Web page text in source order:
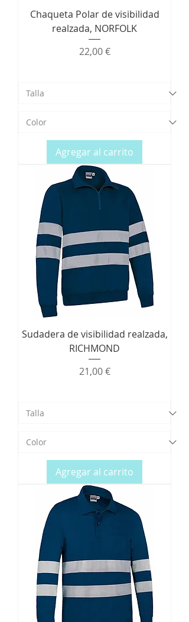
Chaqueta Polar de visibilidad
realzada, NORFOLK
Precio
22,00 €
Agregar al carrito
Sudadera de visibilidad realzada,
RICHMOND
Precio
21,00 €
Agregar al carrito